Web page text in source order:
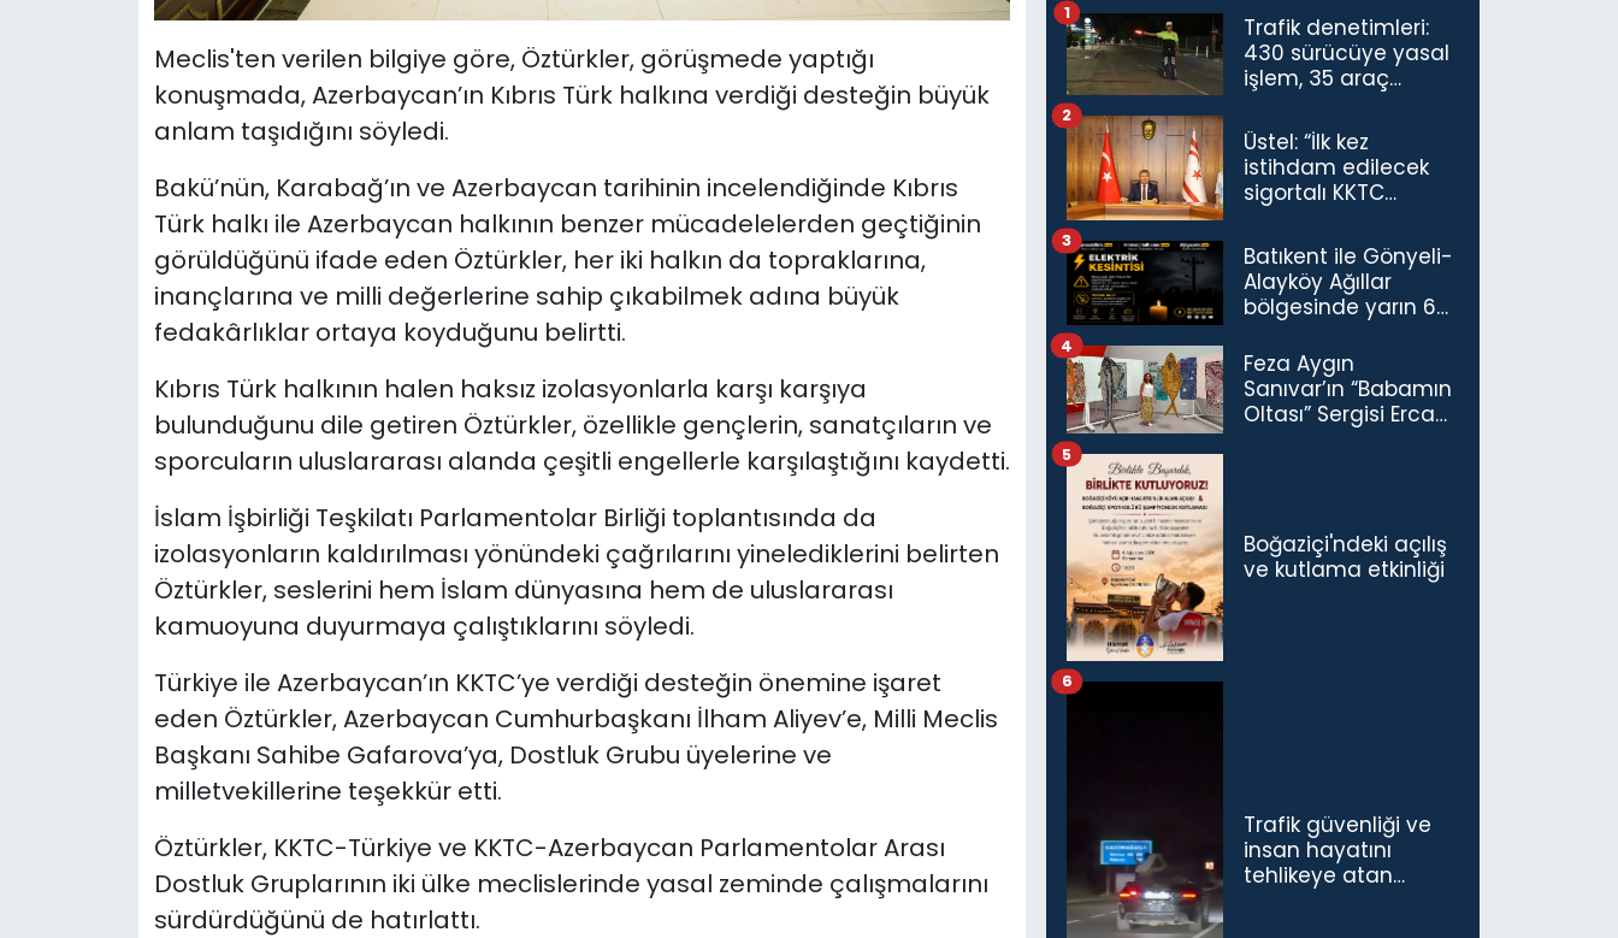
Meclis'ten verilen bilgiye göre, Öztürkler, görüşmede yaptığı
konuşmada, Azerbaycan’ın Kıbrıs Türk halkına verdiği desteğin büyük
anlam taşıdığını söyledi.
Bakü’nün, Karabağ’ın ve Azerbaycan tarihinin incelendiğinde Kıbrıs
Türk halkı ile Azerbaycan halkının benzer mücadelelerden geçtiğinin
görüldüğünü ifade eden Öztürkler, her iki halkın da topraklarına,
inançlarına ve milli değerlerine sahip çıkabilmek adına büyük
fedakârlıklar ortaya koyduğunu belirtti.
Kıbrıs Türk halkının halen haksız izolasyonlarla karşı karşıya
bulunduğunu dile getiren Öztürkler, özellikle gençlerin, sanatçıların ve
sporcuların uluslararası alanda çeşitli engellerle karşılaştığını kaydetti.
İslam İşbirliği Teşkilatı Parlamentolar Birliği toplantısında da
izolasyonların kaldırılması yönündeki çağrılarını yinelediklerini belirten
Öztürkler, seslerini hem İslam dünyasına hem de uluslararası
kamuoyuna duyurmaya çalıştıklarını söyledi.
Türkiye ile Azerbaycan’ın KKTC’ye verdiği desteğin önemine işaret
eden Öztürkler, Azerbaycan Cumhurbaşkanı İlham Aliyev’e, Milli Meclis
Başkanı Sahibe Gafarova’ya, Dostluk Grubu üyelerine ve
milletvekillerine teşekkür etti.
Öztürkler, KKTC-Türkiye ve KKTC-Azerbaycan Parlamentolar Arası
Dostluk Gruplarının iki ülke meclislerinde yasal zeminde çalışmalarını
sürdürdüğünü de hatırlattı.
Trafik denetimleri:
430 sürücüye yasal
işlem, 35 araç
1
Üstel: “İlk kez
istihdam edilecek
sigortalı KKTC
maaş desteğini 35
bin TL'ye çıkardık”
2
Batıkent ile Gönyeli-
Alayköy Ağıllar
bölgesinde yarın 6
kesintisi…
3
Feza Aygın
Sanıvar’ın “Babamın
Oltası” Sergisi Ercan
4
Boğaziçi'ndeki açılış
ve kutlama etkinliği
5
Trafik güvenliği ve
insan hayatını
tehlikeye atan
6